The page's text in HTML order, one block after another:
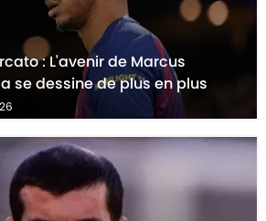
: L'avenir de Marcus
se dessine de plus en plus